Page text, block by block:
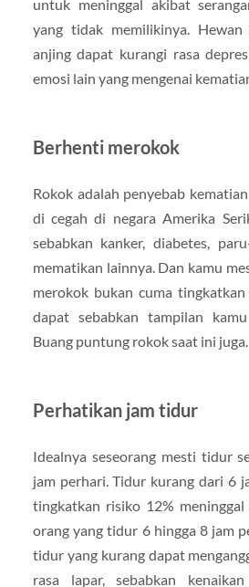
untuk meninggal akibat
yang tidak memilikinya.
anjing dapat kurangi rasa
emosi lain yang mengenai
Berhenti merokok
Rokok adalah penyebab
di cegah di negara Amerika
sebabkan kanker, diabetes,
mematikan lainnya. Dan kamu
merokok bukan cuma
dapat sebabkan tampilan
Buang puntung rokok saat ini juga.
Perhatikan jam tidur
Idealnya seseorang mesti tidur
jam perhari. Tidur kurang dari 6
tingkatkan risiko 12%
orang yang tidur 6 hingga 8 jam
tidur yang kurang dapat
rasa lapar, sebabkan